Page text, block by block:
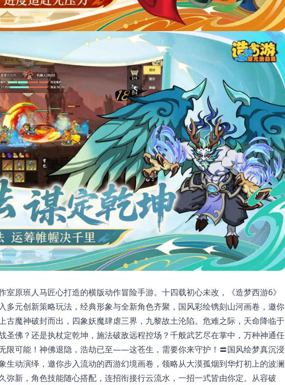
室原班人马匠心打造的横版动作冒险手游。十四载初心未改，《造梦西游6》
多元创新策略玩法，经典形象与全新角色齐聚，国风彩绘镌刻山河画卷，邀你
古魔神破封而出，四象妖魔肆虐三界，九黎故土沦陷。危难之际，天命降临于
圣佛？还是执杖定乾坤，施法破敌远程控场？千般武艺尽在掌中，万种神通任
限可能！神佛退隐，浩劫已至——这苍生，需要你来守护！〓国风绘梦真沉浸
生动演绎，邀你步入流动的西游幻境画卷，领略从大漠孤烟到华灯初上的波澜
弥新，角色技能随心搭配，连招衔接行云流水，一招一式皆由你定。从容破